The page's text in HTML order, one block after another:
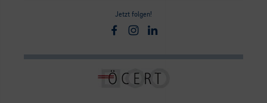
Jetzt folgen!
Facebook
Instagram
Linkedin